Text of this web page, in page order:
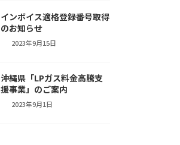
インボイス適格登録番号取得
のお知らせ
2023年9月15日
沖縄県「LPガス料金高騰支
援事業」のご案内
2023年9月1日